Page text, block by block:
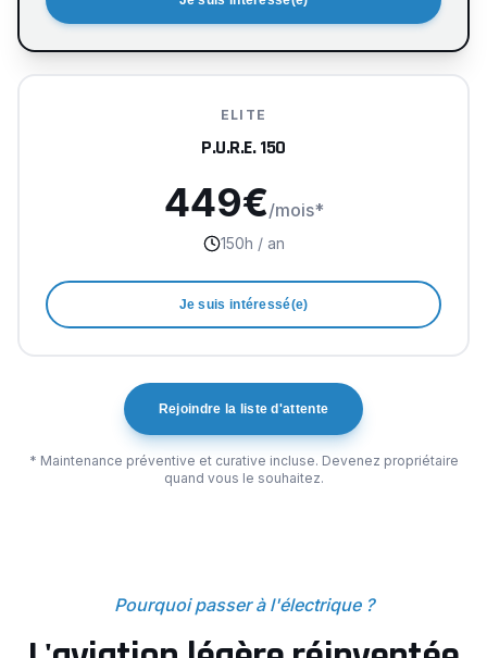
ELITE
P.U.R.E. 150
449€/mois*
150h / an
Je suis intéressé(e)
Rejoindre la liste d'attente
* Maintenance préventive et curative incluse. Devenez propriétaire
quand vous le souhaitez.
Pourquoi passer à l'électrique ?